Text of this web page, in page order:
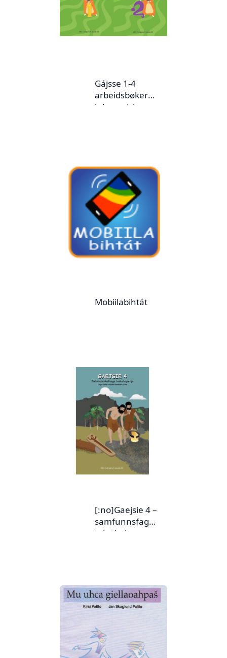
Gájsse 1-4
arbeidsbøker
lulesamisk
Mobiilabihtát
[:no]Gaejsie 4 –
samfunnsfag
tekstbok
máttasámegillii
[:yj]Gaejsie 4
[:ya]Gaejsie 4 –
siebriedahkefaage
teekstegærja [:en]